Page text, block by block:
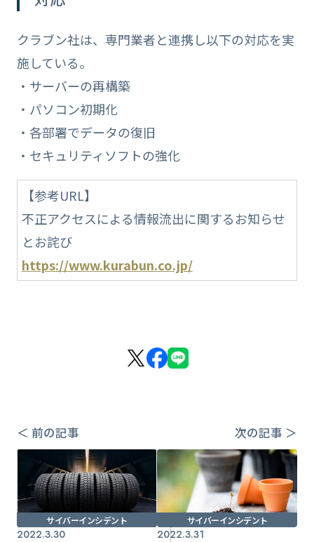
クラブン社は、専門業者と連携し以下の対応を実
施している。
・サーバーの再構築
・パソコン初期化
・各部署でデータの復旧
・セキュリティソフトの強化
【参考URL】
不正アクセスによる情報流出に関するお知らせ
とお詫び
https://www.kurabun.co.jp/
＜ 前の記事 次の記事 ＞
サイバーインシデント
2022.3.30
サイバーインシデント
2022.3.31